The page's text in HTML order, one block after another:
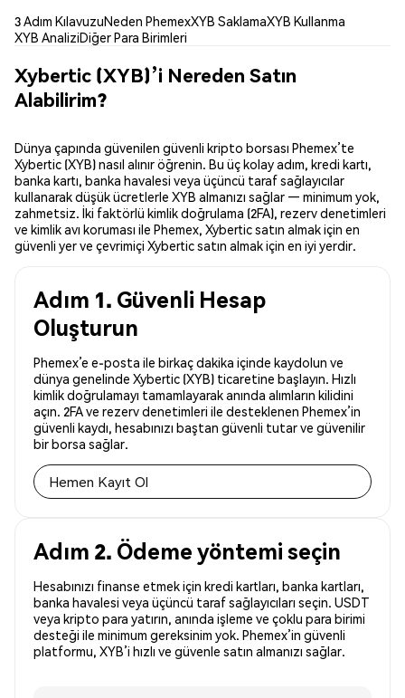
3 Adım KılavuzuNeden PhemexXYB SaklamaXYB Kullanma
XYB AnaliziDiğer Para Birimleri
Xybertic (XYB)’i Nereden Satın
Alabilirim?
Dünya çapında güvenilen güvenli kripto borsası Phemex’te
Xybertic (XYB) nasıl alınır öğrenin. Bu üç kolay adım, kredi kartı,
banka kartı, banka havalesi veya üçüncü taraf sağlayıcılar
kullanarak düşük ücretlerle XYB almanızı sağlar — minimum yok,
zahmetsiz. İki faktörlü kimlik doğrulama (2FA), rezerv denetimleri
ve kimlik avı koruması ile Phemex, Xybertic satın almak için en
güvenli yer ve çevrimiçi Xybertic satın almak için en iyi yerdir.
Adım 1. Güvenli Hesap
Oluşturun
Phemex’e e-posta ile birkaç dakika içinde kaydolun ve
dünya genelinde Xybertic (XYB) ticaretine başlayın. Hızlı
kimlik doğrulamayı tamamlayarak anında alımların kilidini
açın. 2FA ve rezerv denetimleri ile desteklenen Phemex’in
güvenli kaydı, hesabınızı baştan güvenli tutar ve güvenilir
bir borsa sağlar.
Hemen Kayıt Ol
Adım 2. Ödeme yöntemi seçin
Hesabınızı finanse etmek için kredi kartları, banka kartları,
banka havalesi veya üçüncü taraf sağlayıcıları seçin. USDT
veya kripto para yatırın, anında işleme ve çoklu para birimi
desteği ile minimum gereksinim yok. Phemex’in güvenli
platformu, XYB’i hızlı ve güvenle satın almanızı sağlar.